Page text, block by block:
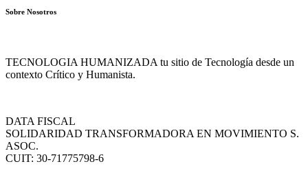
Sobre Nosotros
TECNOLOGIA HUMANIZADA tu sitio de Tecnología desde un
contexto Crítico y Humanista.
DATA FISCAL
SOLIDARIDAD TRANSFORMADORA EN MOVIMIENTO S.
ASOC.
CUIT: 30-71775798-6